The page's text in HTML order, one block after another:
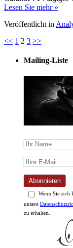
Veröffentlicht in
<< 1 2 3 >>
Mailing-Liste
Abonnieren
Wenn Sie sich
unsere
zu erhalten.